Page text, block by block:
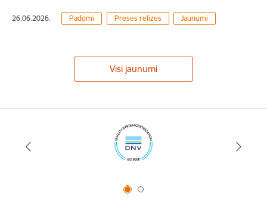
26.06.2026. Padomi Preses relīzes Jaunumi
Visi jaunumi